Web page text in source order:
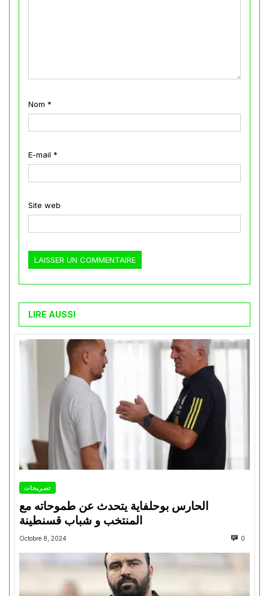
Nom *
E-mail *
Site web
LIRE AUSSI
تصريحات
الحارس بوحلفاية يتحدث عن طموحاته مع
المنتخب و شباب قسنطينة
Octobre 8, 2024 0